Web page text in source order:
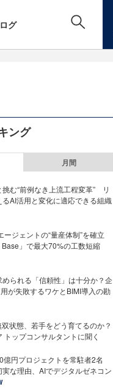
グ
ング
月間
む“前例なき上流工程変革” リ
るAI活用と変化に適応できる組織
ージェントの“量産体制”を確立
」で最大70%の工数短縮
められる「信頼性」は十分か？企
が失敗するワケとBIMI導入の勘
状態、若手をどう育てるのか？
トップコンサルタントに聞く
億円プロジェクトを常駐者2名
な理由、AIでデジタルゼネコン